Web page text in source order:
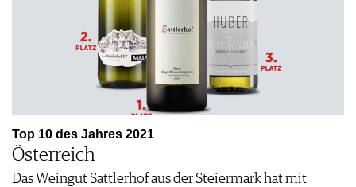
Top 10 des Jahres 2021
Österreich
Das Weingut Sattlerhof aus der Steiermark hat mit